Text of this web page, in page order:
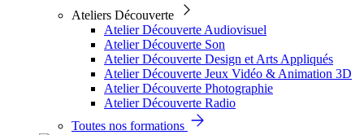
Ateliers Découverte
Atelier Découverte Audiovisuel
Atelier Découverte Son
Atelier Découverte Design et Arts Appliqués
Atelier Découverte Jeux Vidéo & Animation 3D
Atelier Découverte Photographie
Atelier Découverte Radio
Toutes nos formations